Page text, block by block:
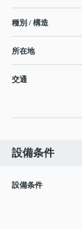
種別 / 構造
所在地
交通
設備条件
設備条件